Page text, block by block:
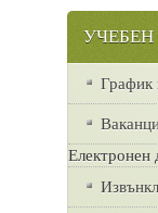
График
Електронен